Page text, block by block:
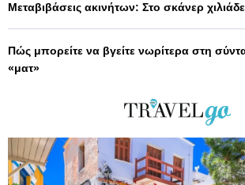
Μεταβιβάσεις ακινήτων: Στο σκάνερ
Πώς μπορείτε να βγείτε νωρίτερα στη
«ματ»